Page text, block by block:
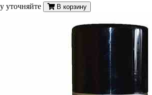
уточняйте В корзину